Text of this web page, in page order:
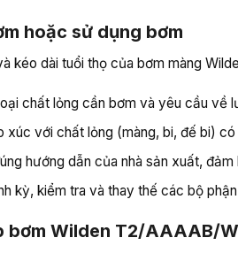
hoặc sử dụng bơm
kéo dài tuổi thọ của bơm màng
chất lỏng cần bơm và yêu cầu về
xúc với chất lỏng (màng, bi, đế bi)
hướng dẫn của nhà sản xuất,
kỳ, kiểm tra và thay thế các bộ
bơm Wilden T2/AAAAB/